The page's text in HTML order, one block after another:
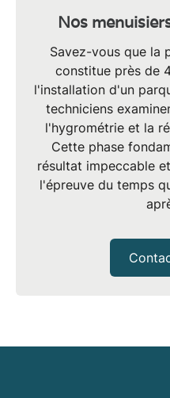
Nos
Savez-vous que la
constitue près de
l'installation d'un
techniciens
l'hygrométrie et la
Cette phase
résultat impeccable
l'épreuve du temps